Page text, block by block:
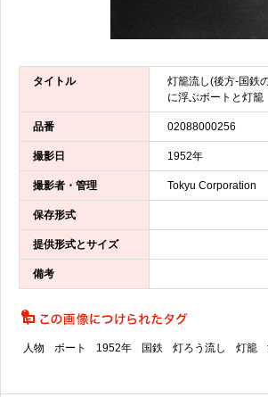
タイトル
灯籠流し(後方-国鉄
に浮ぶボートと灯籠
品番 02088000256
撮影日 1952年
撮影者・管理 Tokyu Corporation
保存形式
提供形式とサイズ
備考
人物 ボート 1952年 国鉄 灯ろう流し 灯籠